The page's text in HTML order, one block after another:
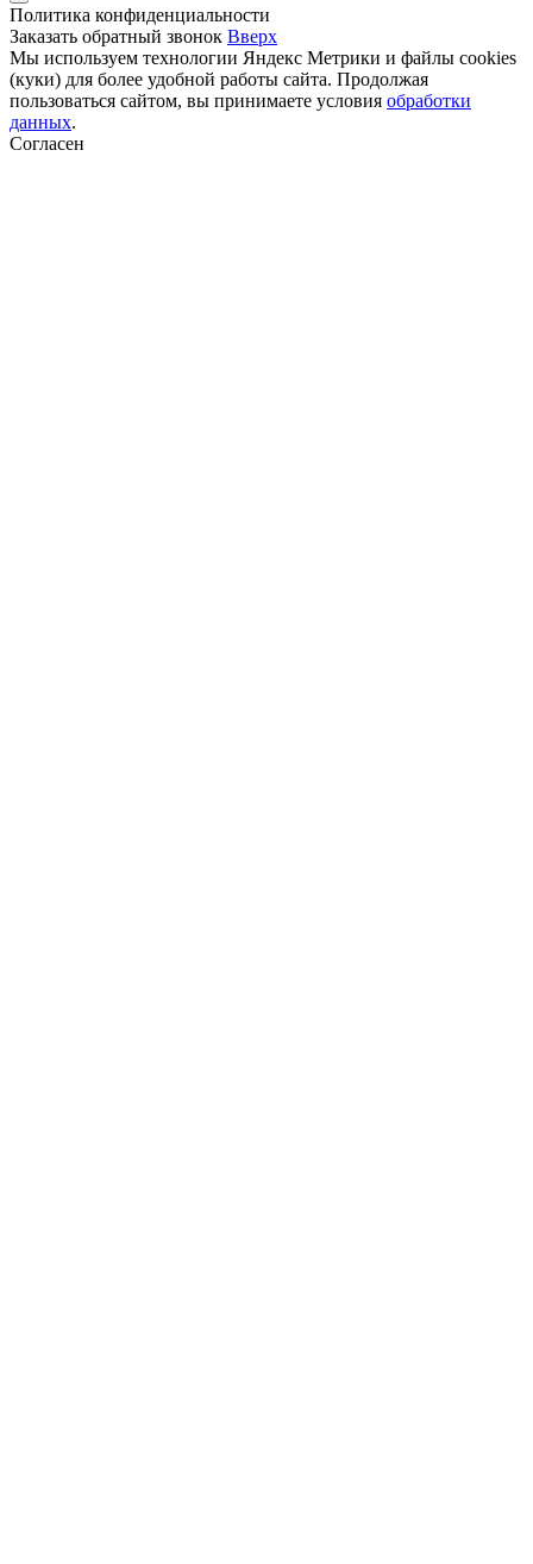
Политика конфиденциальности
Заказать обратный звонок Вверх
Мы используем технологии Яндекс Метрики и файлы cookies
(куки) для более удобной работы сайта. Продолжая
пользоваться сайтом, вы принимаете условия обработки
данных.
Согласен